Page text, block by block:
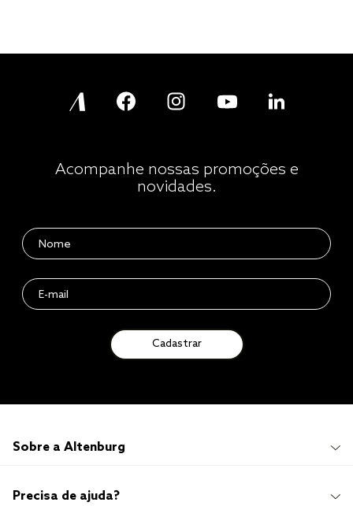
Acompanhe nossas promoções e
novidades.
Cadastrar
Sobre a Altenburg
Institucional
Precisa de ajuda?